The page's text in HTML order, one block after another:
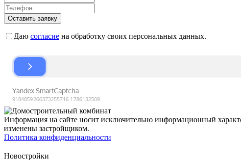
Оставить заявку
Даю согласие на обработку своих персональных данных.
Информация на сайте носит исключительно информационный
изменены застройщиком.
Политика конфиденциальности
Новостройки